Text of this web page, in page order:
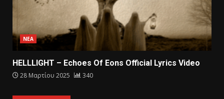
ΝΕΑ
HELLLIGHT – Echoes Of Eons Official Lyrics Video
28 Μαρτίου 2025 340